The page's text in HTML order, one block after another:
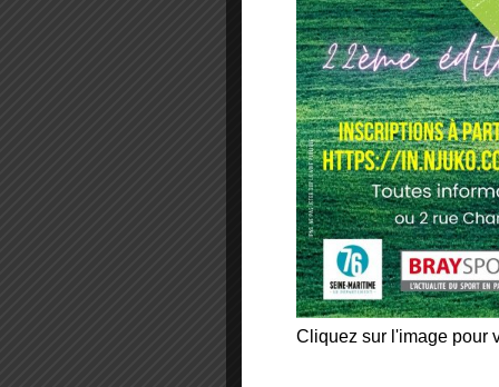
Cliquez sur l'image pour